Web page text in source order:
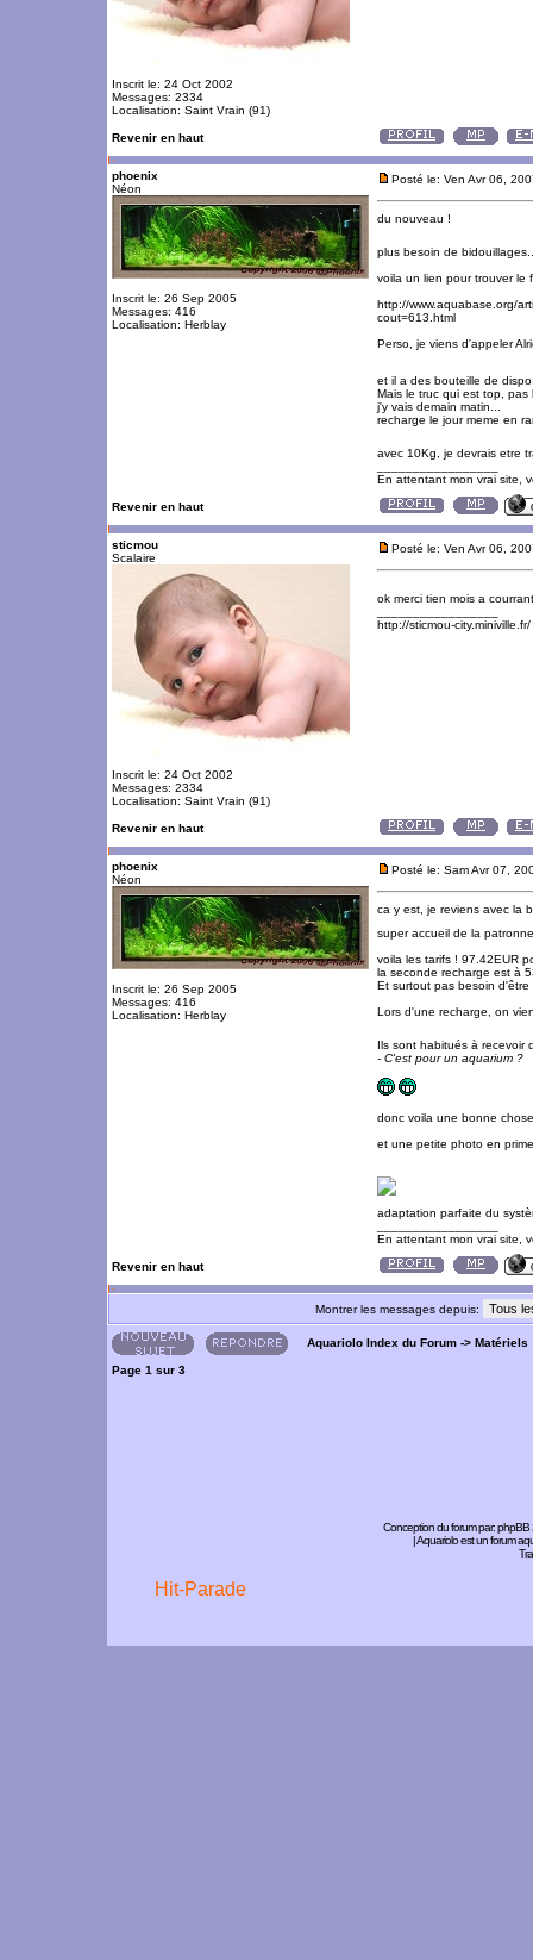
Inscrit le: 24 Oct 2002
Messages: 2334
Localisation: Saint Vrain (91)
Revenir en haut
phoenix
Néon
Inscrit le: 26 Sep 2005
Messages: 416
Localisation: Herblay
Posté le: Ven Avr 06,
du nouveau !
plus besoin de
voila un lien pour trouver le
http://www.aquabase.org/
cout=613.html
Perso, je viens d'appeler
et il a des bouteille de
Mais le truc qui est top,
j'y vais demain matin...
recharge le jour meme en
avec 10Kg, je devrais etre
En attentant mon vrai site,
Revenir en haut
sticmou
Scalaire
Inscrit le: 24 Oct 2002
Messages: 2334
Localisation: Saint Vrain (91)
Posté le: Ven Avr 06,
ok merci tien mois a
http://sticmou-city.miniville.fr/
Revenir en haut
phoenix
Néon
Inscrit le: 26 Sep 2005
Messages: 416
Localisation: Herblay
Posté le: Sam Avr 07,
ca y est, je reviens avec la
super accueil de la
voila les tarifs ! 97.42EUR
la seconde recharge est à
Et surtout pas besoin
Lors d'une recharge, on
Ils sont habitués à recevoir
- C'est pour un aquarium ?
donc voila une bonne
et une petite photo en
adaptation parfaite du
En attentant mon vrai site,
Revenir en haut
Montrer les messages depuis:
Aquariolo Index du Forum -> Matériels
Page 1 sur 3
Conception du forum par:phpBB
| Aquariolo est un forum